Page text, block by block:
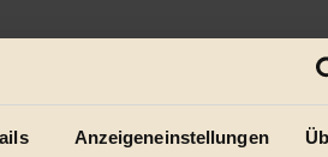
Anzeigeneinstellungen